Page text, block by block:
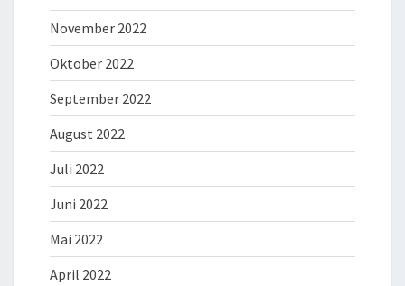
November 2022
Oktober 2022
September 2022
August 2022
Juli 2022
Juni 2022
Mai 2022
April 2022